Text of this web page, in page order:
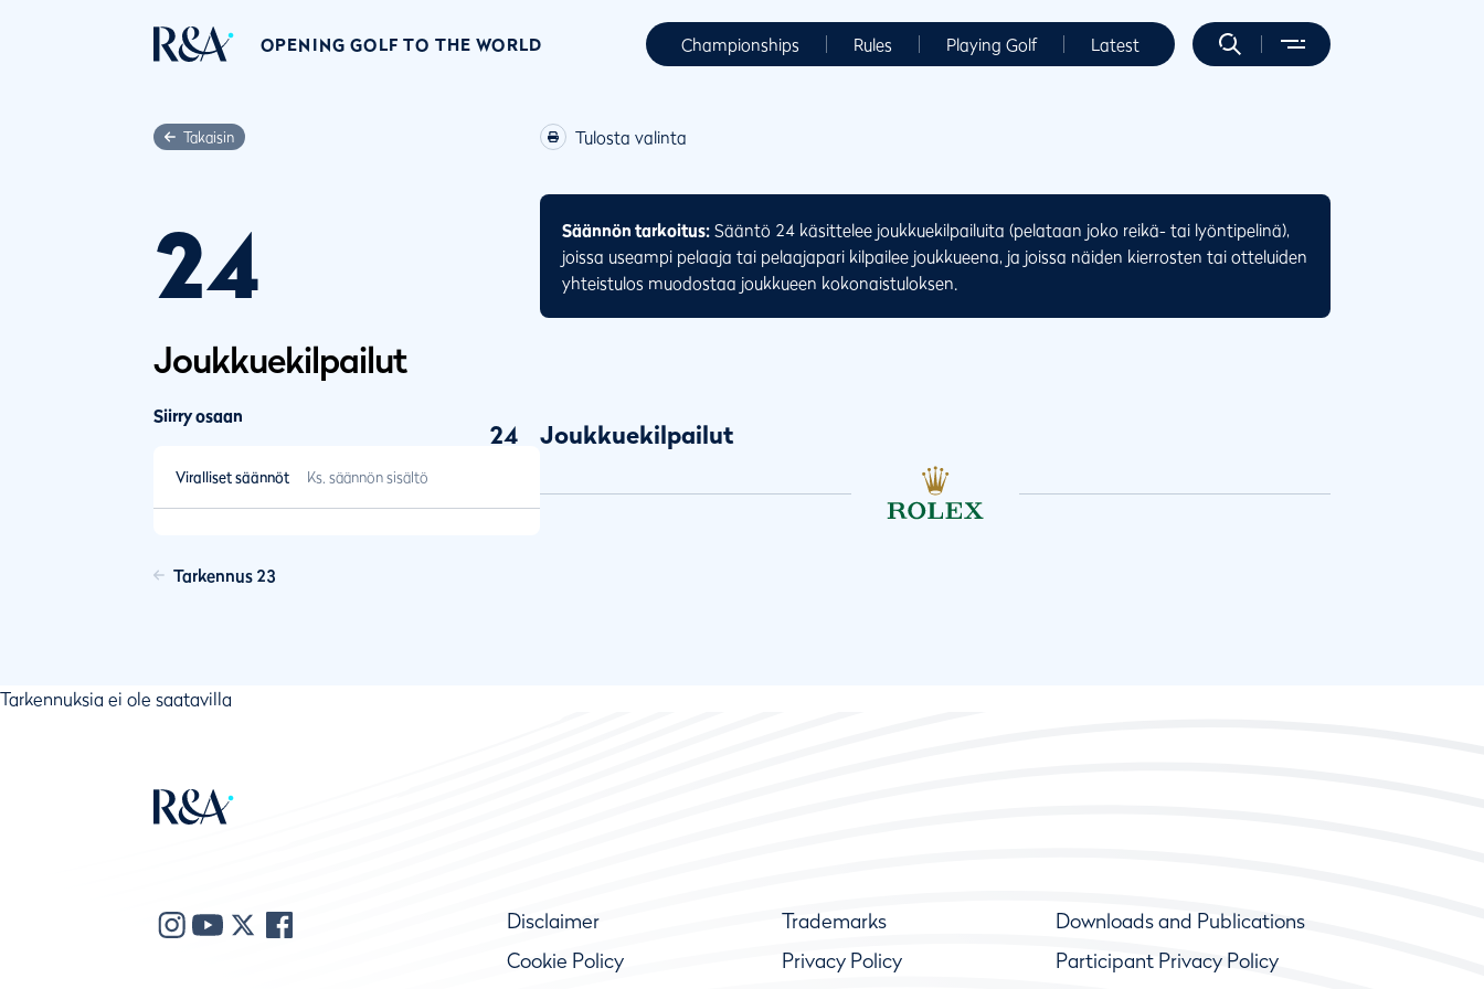
OPENING GOLF TO THE WORLD Championships Rules Playing Golf Latest
Takaisin
24
Joukkuekilpailut
Siirry osaan
Viralliset säännöt Ks. säännön sisältö
Tarkennus 23
Tulosta valinta
Säännön tarkoitus: Sääntö 24 käsittelee joukkuekilpailuita (pelataan joko reikä- tai lyöntipelinä),
joissa useampi pelaaja tai pelaajapari kilpailee joukkueena, ja joissa näiden kierrosten tai otteluiden
yhteistulos muodostaa joukkueen kokonaistuloksen.
24 Joukkuekilpailut
Tarkennuksia ei ole saatavilla
Disclaimer Trademarks
Downloads and Publications
Cookie Policy
Privacy Policy Participant Privacy Policy